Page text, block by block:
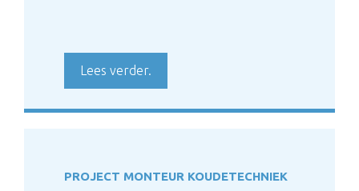
Lees verder.
PROJECT MONTEUR KOUDETECHNIEK